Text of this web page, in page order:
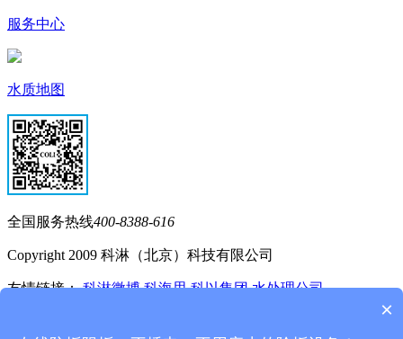
服务中心
水质地图
全国服务热线400-8388-616
Copyright 2009 科淋（北京）科技有限公司
友情链接： 科淋微博科海思科以集团水处理公司
×